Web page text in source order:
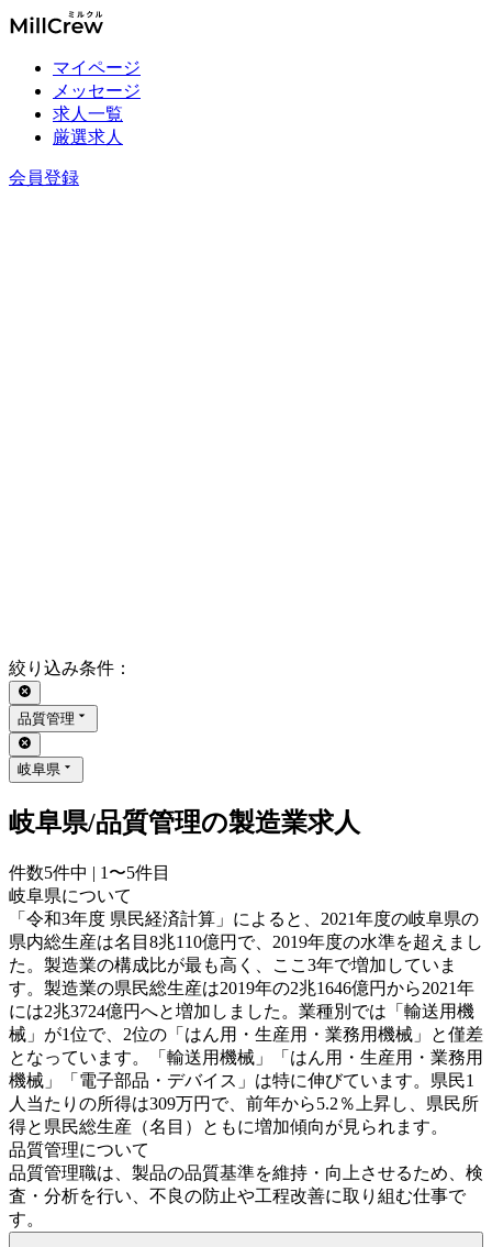
マイページ
メッセージ
求人一覧
厳選求人
会員登録
絞り込み条件 ：
品質管理
岐阜県
岐阜県/品質管理の製造業求人
件数5件中 | 1〜5件目
岐阜県について
「令和3年度 県民経済計算」によると、2021年度の岐阜県の
県内総生産は名目8兆110億円で、2019年度の水準を超えまし
た。製造業の構成比が最も高く、ここ3年で増加していま
す。製造業の県民総生産は2019年の2兆1646億円から2021年
には2兆3724億円へと増加しました。業種別では「輸送用機
械」が1位で、2位の「はん用・生産用・業務用機械」と僅差
となっています。「輸送用機械」「はん用・生産用・業務用
機械」「電子部品・デバイス」は特に伸びています。県民1
人当たりの所得は309万円で、前年から5.2％上昇し、県民所
得と県民総生産（名目）ともに増加傾向が見られます。
品質管理について
品質管理職は、製品の品質基準を維持・向上させるため、検
査・分析を行い、不良の防止や工程改善に取り組む仕事で
す。